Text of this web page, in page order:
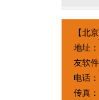
【北
地址
友软
电话
传真